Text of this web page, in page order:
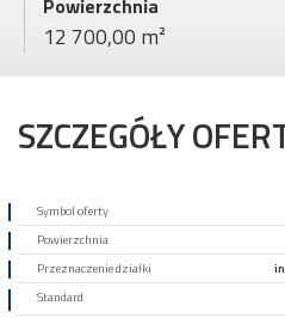
Powierzchnia
12 700,00 m²
SZCZEGÓŁY
Symbol oferty
Powierzchnia
Przeznaczenie działki
Standard